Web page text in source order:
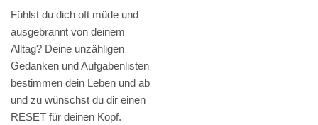
Fühlst du dich oft müde und
ausgebrannt von deinem
Alltag? Deine unzähligen
Gedanken und Aufgabenlisten
bestimmen dein Leben und ab
und zu wünschst du dir einen
RESET für deinen Kopf.